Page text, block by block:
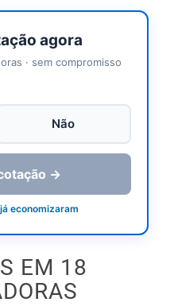
agora
· sem compromisso
Não
→
economizaram
EM 18